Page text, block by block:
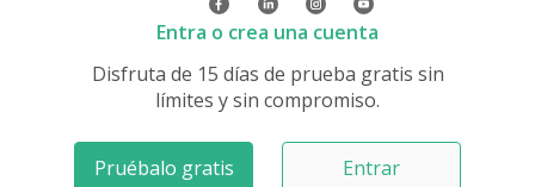
Entra o crea una cuenta
Disfruta de 15 días de prueba gratis sin
límites y sin compromiso.
Pruébalo gratis Entrar